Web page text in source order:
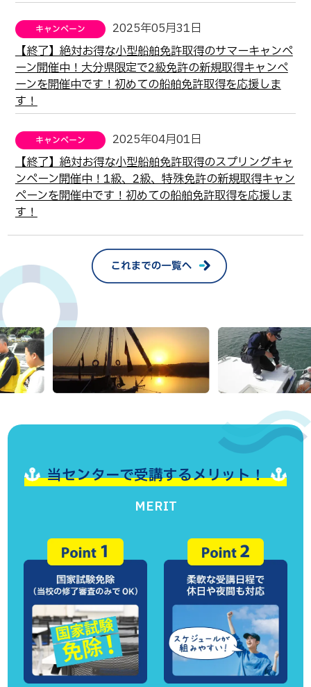
2025年05月31日
【終了】絶対お得な小型船舶免許取得のサマーキャンペ
ーン開催中！大分県限定で2級免許の新規取得キャンペ
ーンを開催中です！初めての船舶免許取得を応援しま
す！
2025年04月01日
【終了】絶対お得な小型船舶免許取得のスプリングキャ
ンペーン開催中！1級、2級、特殊免許の新規取得キャン
ペーンを開催中です！初めての船舶免許取得を応援しま
す！
当センターで受講するメリット！
MERIT